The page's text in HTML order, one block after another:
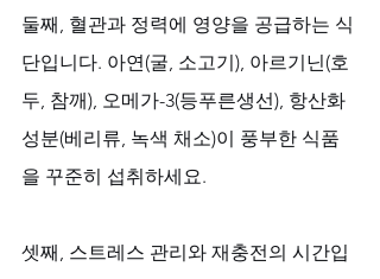
둘째, 혈관과 정력에 영양을 공급하는 식
단입니다. 아연(굴, 소고기), 아르기닌(호
두, 참깨), 오메가-3(등푸른생선), 항산화
성분(베리류, 녹색 채소)이 풍부한 식품
을 꾸준히 섭취하세요.
셋째, 스트레스 관리와 재충전의 시간입